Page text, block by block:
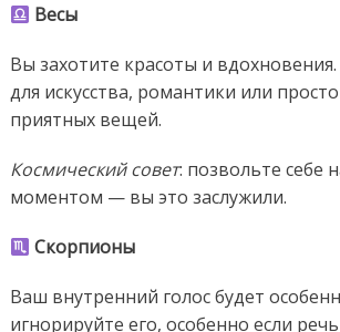
Весы
Вы захотите красоты и
для искусства, романтики или
приятных вещей.
Космический совет: позвольте себе
моментом — вы это заслужили.
Скорпионы
Ваш внутренний голос будет
игнорируйте его, особенно если